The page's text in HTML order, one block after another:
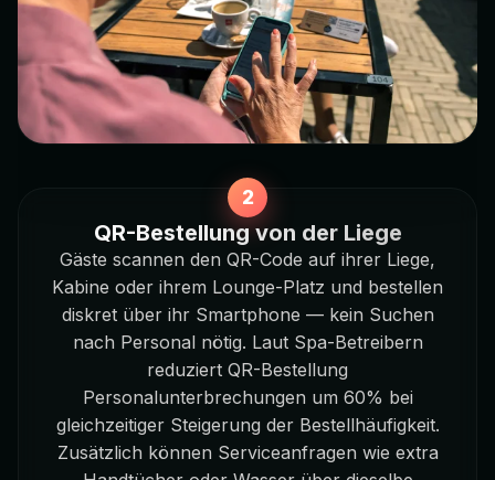
QR-Bestellung von der Liege
Gäste scannen den QR-Code auf ihrer Liege,
Kabine oder ihrem Lounge-Platz und bestellen
diskret über ihr Smartphone — kein Suchen
nach Personal nötig. Laut Spa-Betreibern
reduziert QR-Bestellung
Personalunterbrechungen um 60% bei
gleichzeitiger Steigerung der Bestellhäufigkeit.
Zusätzlich können Serviceanfragen wie extra